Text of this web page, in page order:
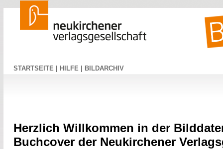
STARTSEITE | HILFE | BILDARCHIV
Herzlich Willkommen in der
Buchcover der Neukirchener